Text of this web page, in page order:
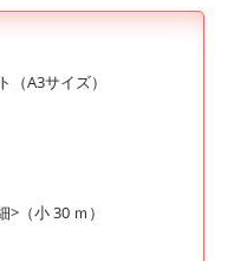
（A3サイズ）
（小 30 ｍ）